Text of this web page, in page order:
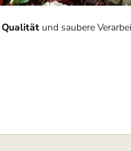
Qualität und saubere